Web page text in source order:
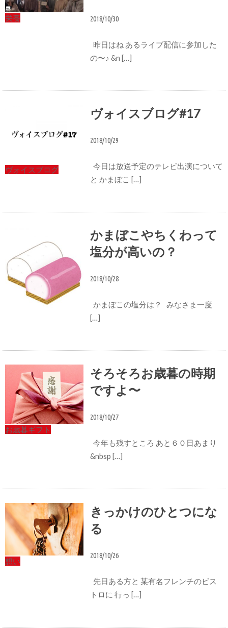
栄養 2018/10/30
昨日はね あるライブ配信に参加した
の〜♪ &n […]
ヴォイスブログ
ヴォイスブログ#17
2018/10/29
今日は放送予定のテレビ出演について
と かまぼこ […]
かまぼこやちくわって
塩分が高いの？
2018/10/28
かまぼこの塩分は？ みなさま一度
[…]
お歳暮ギフト
そろそろお歳暮の時期
ですよ〜
2018/10/27
今年も残すところ あと６０日あまり
&nbsp […]
想い
きっかけのひとつにな
る
2018/10/26
先日ある方と 某有名フレンチのビス
トロに 行っ […]